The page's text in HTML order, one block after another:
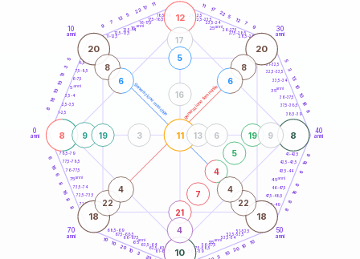
generazione maschile generazione femminile
0
anni
10
anni
30
anni
40
anni
50
anni
70
anni
1-2,5
2,5-3,5
3,5-4
6-7,5
7,5-8,5
8,5-9
11-12,5
12,5-13,5
13,5-14
16-17,5
17,5-18,5
18,5-19
21-22,5
22,5-23,5
23,5-24
26-27,5
27,5-28,5
28,5-29
31-32,5
32,5-33,5
33,5-34
36-37,5
37,5-38,5
38,5-39
41-42,5
42,5-43,5
43,5-44
46-47,5
47,5-48,5
48,5-49
51-52,5
52,5-53,5
53,5-54
56-57,5
57,5-58,5
58,5-59
61-62,5
62,5-63,5
63,5-64
66-67,5
67,5-68,5
68,5-69
71-72,5
72,5-73,5
73,5-74
76-77,5
77,5-78,5
78,5-79
8
18
10
10
13
3
5
9
7
12
5
22 17
11 11
17
22 5
12 7
9
5
3
13
10
10
18
8
6
16
6
8
16
8
8
10
10
20
10
3
20
3
10
20
10
10
8
8
16
8
6
16
6
8
12
8
10
11
20 20
18 18
21
7
4
5
19
9
17
9
4
19
5
13 6
3
16
8
6
8
6
22
4
22
4
5anni
15 anni 25anni
35anni
45anni
55anni
65anni
75anni